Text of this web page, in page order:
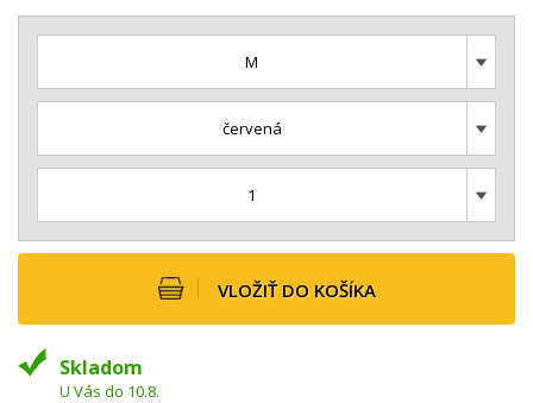
M
červená
1
VLOŽIŤ DO KOŠÍKA
Skladom
U Vás do 10.8.